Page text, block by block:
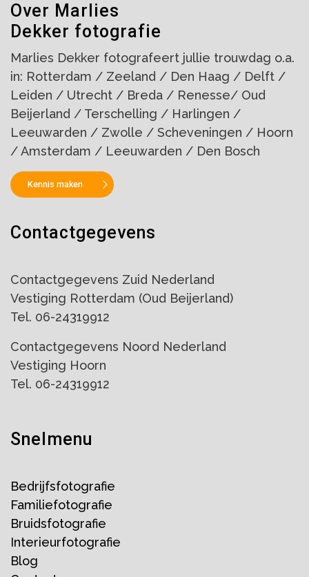
Over Marlies
Dekker fotografie
Marlies Dekker fotografeert jullie trouwdag o.a.
in: Rotterdam / Zeeland / Den Haag / Delft /
Leiden / Utrecht / Breda / Renesse/ Oud
Beijerland / Terschelling / Harlingen /
Leeuwarden / Zwolle / Scheveningen / Hoorn
/ Amsterdam / Leeuwarden / Den Bosch
Kennis maken
Contactgegevens
Contactgegevens Zuid Nederland
Vestiging Rotterdam (Oud Beijerland)
Tel. 06-24319912
Contactgegevens Noord Nederland
Vestiging Hoorn
Tel. 06-24319912
Snelmenu
Bedrijfsfotografie
Familiefotografie
Bruidsfotografie
Interieurfotografie
Blog